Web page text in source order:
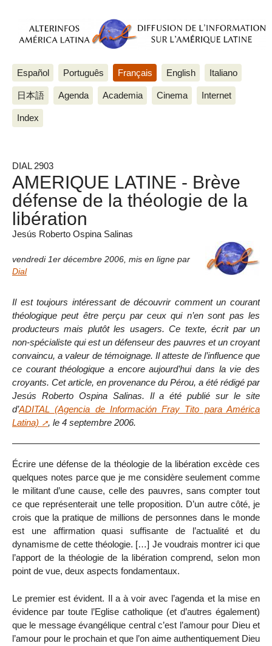
Español Português Français English Italiano
日本語 Agenda Academia Cinema Internet
Index
DIAL 2903
AMERIQUE LATINE - Brève
défense de la théologie de la
libération
Jesús Roberto Ospina Salinas
vendredi 1er décembre 2006 mis en ligne par
Dial
Il est toujours intéressant de découvrir comment un courant
théologique peut être perçu par ceux qui n’en sont pas les
producteurs mais plutôt les usagers. Ce texte, écrit par un
non-spécialiste qui est un défenseur des pauvres et un croyant
convaincu, a valeur de témoignage. Il atteste de l’influence que
ce courant théologique a encore aujourd’hui dans la vie des
croyants. Cet article, en provenance du Pérou, a été rédigé par
Jesús Roberto Ospina Salinas. Il a été publié sur le site
d’ADITAL (Agencia de Información Fray Tito para América
Latina)
, le 4 septembre 2006.
Écrire une défense de la théologie de la libération excède ces
quelques notes parce que je me considère seulement comme
le militant d’une cause, celle des pauvres, sans compter tout
ce que représenterait une telle proposition. D’un autre côté, je
crois que la pratique de millions de personnes dans le monde
est une affirmation quasi suffisante de l’actualité et du
dynamisme de cette théologie. […] Je voudrais montrer ici que
l’apport de la théologie de la libération comprend, selon mon
point de vue, deux aspects fondamentaux.
Le premier est évident. Il a à voir avec l’agenda et la mise en
évidence par toute l’Eglise catholique (et d’autres également)
que le message évangélique central c’est l’amour pour Dieu et
l’amour pour le prochain et que l’on aime authentiquement Dieu